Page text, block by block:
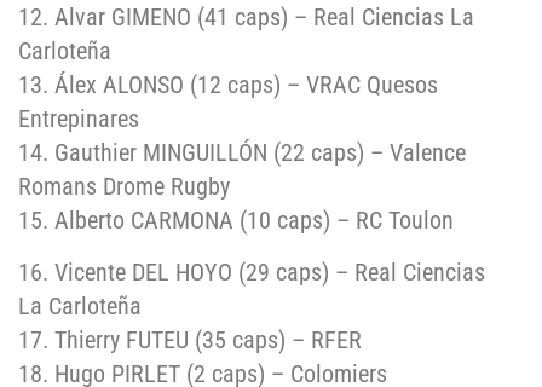
12. Alvar GIMENO (41 caps) – Real Ciencias La
Carloteña
13. Álex ALONSO (12 caps) – VRAC Quesos
Entrepinares
14. Gauthier MINGUILLÓN (22 caps) – Valence
Romans Drome Rugby
15. Alberto CARMONA (10 caps) – RC Toulon
16. Vicente DEL HOYO (29 caps) – Real Ciencias
La Carloteña
17. Thierry FUTEU (35 caps) – RFER
18. Hugo PIRLET (2 caps) – Colomiers